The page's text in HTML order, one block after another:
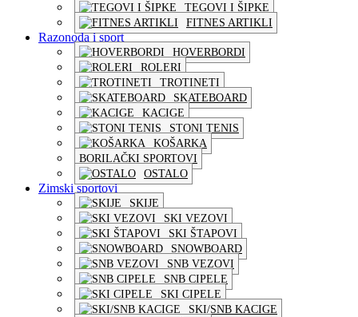
TEGOVI I ŠIPKE
FITNES ARTIKLI
Razonoda i sport
HOVERBORDI
ROLERI
TROTINETI
SKATEBOARD
KACIGE
STONI TENIS
KOŠARKA
BORILAČKI SPORTOVI
OSTALO
Zimski sportovi
SKIJE
SKI VEZOVI
SKI ŠTAPOVI
SNOWBOARD
SNB VEZOVI
SNB CIPELE
SKI CIPELE
SKI/SNB KACIGE